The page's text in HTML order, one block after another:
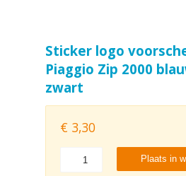
Sticker logo
Piaggio Zip 2000
zwart
€ 3,30
Plaats in